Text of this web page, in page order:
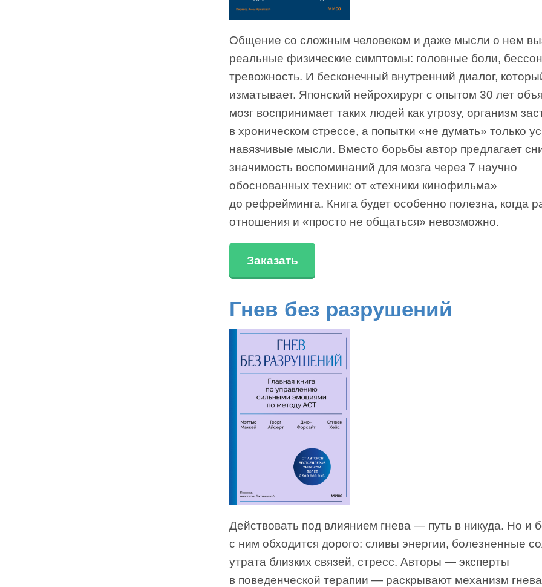
Общение со сложным человеком и даже мысли о нем
реальные физические симптомы: головные боли,
тревожность. И бесконечный внутренний диалог,
изматывает. Японский нейрохирург с опытом 30 лет
мозг воспринимает таких людей как угрозу, организм
в хроническом стрессе, а попытки «не думать» только
навязчивые мысли. Вместо борьбы автор предлагает
значимость воспоминаний для мозга через 7 научно
обоснованных техник: от «техники кинофильма»
до рефрейминга. Книга будет особенно полезна, когда
отношения и «просто не общаться» невозможно.
Заказать
Гнев без разрушений
Действовать под влиянием гнева — путь в никуда. Но и
с ним обходится дорого: сливы энергии, болезненные
утрата близких связей, стресс. Авторы — эксперты
в поведенческой терапии — раскрывают механизм